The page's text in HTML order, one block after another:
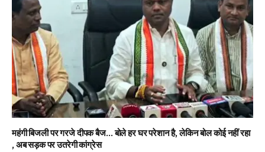
महंगी बिजली पर गरजे दीपक बैज… बोले हर घर परेशान है, लेकिन बोल कोई नहीं रहा
, अब सड़क पर उतरेगी कांग्रेस